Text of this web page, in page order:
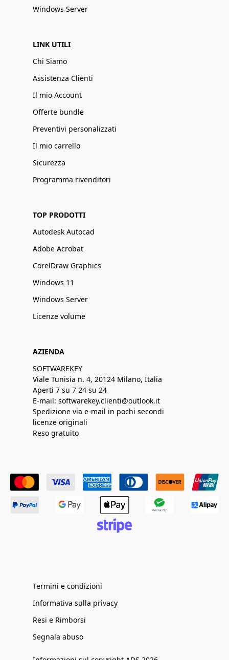
Windows Server
LINK UTILI
Chi Siamo
Assistenza Clienti
Il mio Account
Offerte bundle
Preventivi personalizzati
Il mio carrello
Sicurezza
Programma rivenditori
TOP PRODOTTI
Autodesk Autocad
Adobe Acrobat
CorelDraw Graphics
Windows 11
Windows Server
Licenze volume
AZIENDA
SOFTWAREKEY
Viale Tunisia n. 4, 20124 Milano, Italia
Aperti 7 su 7 24 su 24
E-mail: softwarekey.clienti@outlook.it
Spedizione via e-mail in pochi secondi
licenze originali
Reso gratuito
Termini e condizioni
Informativa sulla privacy
Resi e Rimborsi
Segnala abuso